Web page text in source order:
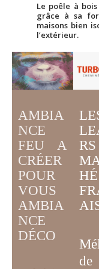
Le poêle à bois
grâce à sa
maisons bien
l’extérieur.
AMBIA
NCE
FEU A
CRÉER
POUR
VOUS
AMBIA
NCE
DÉCO
HÉ
de